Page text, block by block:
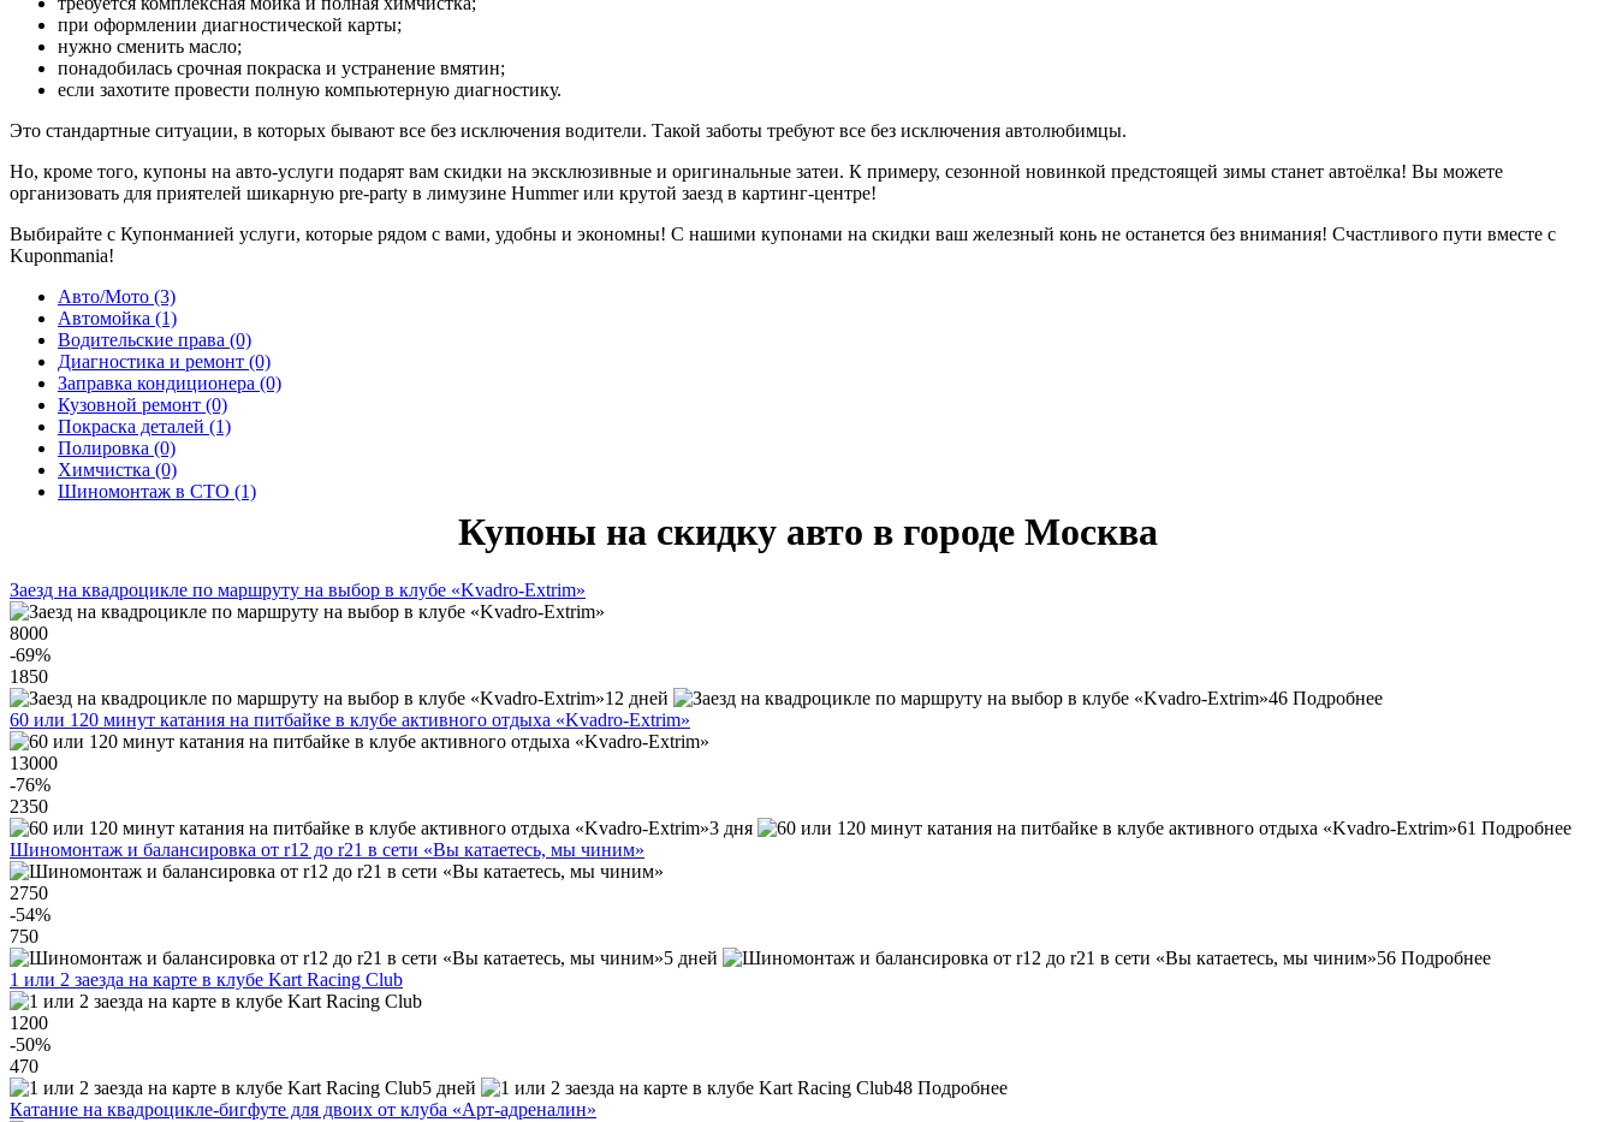
при оформлении диагностической карты;
нужно сменить масло;
понадобилась срочная покраска и устранение вмятин;
если захотите провести полную компьютерную диагностику.
Это стандартные ситуации, в которых бывают все без исключения водители. Такой заботы требуют все без исключения автолюбимцы.
Но, кроме того, купоны на авто-услуги подарят вам скидки на эксклюзивные и оригинальные затеи. К примеру, сезонной новинкой предстоящей зимы станет автоёлка! Вы можете
организовать для приятелей шикарную pre-party в лимузине Hummer или крутой заезд в картинг-центре!
Выбирайте с Купонманией услуги, которые рядом с вами, удобны и экономны! С нашими купонами на скидки ваш железный конь не останется без внимания! Счастливого пути вместе с
Kuponmania!
Авто/Мото (3)
Автомойка (1)
Водительские права (0)
Диагностика и ремонт (0)
Заправка кондиционера (0)
Кузовной ремонт (0)
Покраска деталей (1)
Полировка (0)
Химчистка (0)
Шиномонтаж в СТО (1)
Купоны на скидку авто в городе Москва
Заезд на квадроцикле по маршруту на выбор в клубе «Kvadro-Extrim»
8000
-69%
1850
12 дней
46 Подробнее
60 или 120 минут катания на питбайке в клубе активного отдыха «Kvadro-Extrim»
13000
-76%
2350
3 дня
61 Подробнее
Шиномонтаж и балансировка от r12 до r21 в сети «Вы катаетесь, мы чиним»
2750
-54%
750
5 дней
56 Подробнее
1 или 2 заезда на карте в клубе Kart Racing Club
1200
-50%
470
5 дней
48 Подробнее
Катание на квадроцикле-бигфуте для двоих от клуба «Арт-адреналин»